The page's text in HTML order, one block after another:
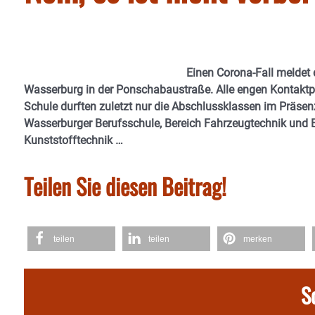
Einen Corona-Fall
Wasserburg in der Ponschabaustraße. Alle engen
Schule durften zuletzt nur die Abschlussklassen im
Wasserburger Berufsschule, Bereich Fahrzeugtechnik und
Kunststofftechnik …
Teilen Sie diesen Beitrag!
teilen teilen merken